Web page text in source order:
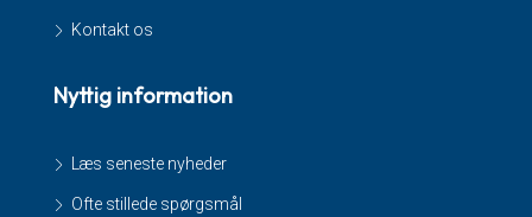
Kontakt os
Nyttig information
Læs seneste nyheder
Ofte stillede spørgsmål